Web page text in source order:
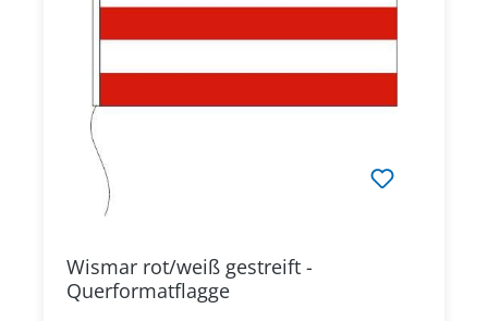
Wismar rot/weiß gestreift -
Querformatflagge